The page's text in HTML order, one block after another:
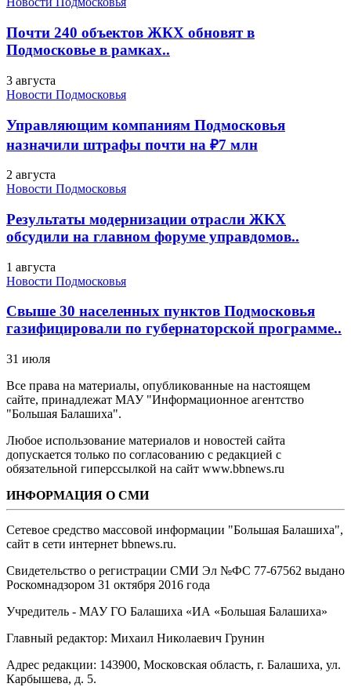
Почти 240 объектов ЖКХ обновят в
Подмосковье в рамках..
3 августа
Новости Подмосковья
Управляющим компаниям Подмосковья
назначили штрафы почти на ₽7 млн
2 августа
Новости Подмосковья
Результаты модернизации отрасли ЖКХ
обсудили на главном форуме управдомов..
1 августа
Новости Подмосковья
Свыше 30 населенных пунктов Подмосковья
газифицировали по губернаторской программе..
31 июля
Все права на материалы, опубликованные на настоящем
сайте, принадлежат МАУ "Информационное агентство
"Большая Балашиха".
Любое использование материалов и новостей сайта
допускается только по согласованию с редакцией с
обязательной гиперссылкой на сайт www.bbnews.ru
ИНФОРМАЦИЯ О СМИ
Сетевое средство массовой информации "Большая Балашиха",
сайт в сети интернет bbnews.ru.
Свидетельство о регистрации СМИ Эл №ФС ‎77-67562 выдано
Роскомнадзором 31 октября 2016 года
Учредитель - МАУ ГО Балашиха «ИА «Большая Балашиха»
Главный редактор: Михаил Николаевич Грунин
Адрес редакции: 143900, Московская область, г. Балашиха, ул.
Карбышева, д. 5.